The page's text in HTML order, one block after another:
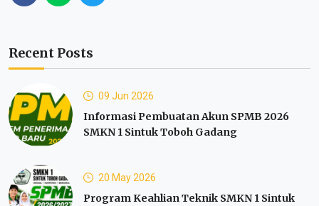
Recent Posts
09 Jun 2026
Informasi Pembuatan Akun SPMB 2026
SMKN 1 Sintuk Toboh Gadang
20 May 2026
Program Keahlian Teknik SMKN 1 Sintuk